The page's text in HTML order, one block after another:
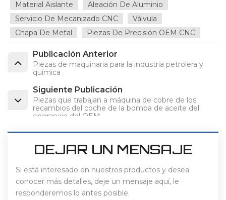
Material Aislante
Aleación De Aluminio
Servicio De Mecanizado CNC
Válvula
Chapa De Metal
Piezas De Precisión OEM CNC
Publicación Anterior
Piezas de maquinaria para la industria petrolera y
química
Siguiente Publicación
Piezas que trabajan a máquina de cobre de los
recambios del coche de la bomba de aceite del
engranaje del OEM
DEJAR UN MENSAJE
Si está interesado en nuestros productos y desea
conocer más detalles, deje un mensaje aquí, le
responderemos lo antes posible.